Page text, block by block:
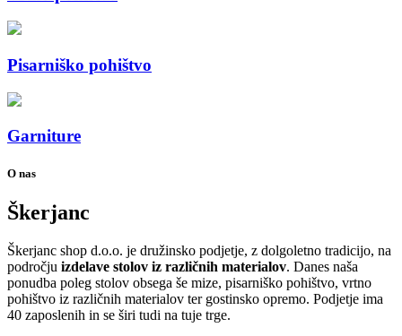
Pisarniško pohištvo
Garniture
O nas
Škerjanc
Škerjanc shop d.o.o. je družinsko podjetje, z dolgoletno tradicijo, na
področju izdelave stolov iz različnih materialov. Danes naša
ponudba poleg stolov obsega še mize, pisarniško pohištvo, vrtno
pohištvo iz različnih materialov ter gostinsko opremo. Podjetje ima
40 zaposlenih in se širi tudi na tuje trge.